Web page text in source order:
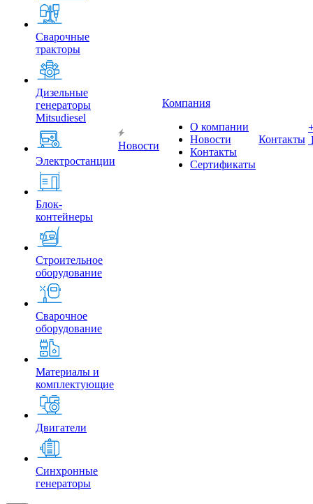
Сварочные
тракторы
Дизельные
генераторы
Mitsudiesel
Электростанции
Блок-
контейнеры
Строительное
оборудование
Сварочное
оборудование
Материалы и
комплектующие
Двигатели
Синхронные
генераторы
Новости
Компания
О компании
Новости
Контакты
Сертификаты
Контакты